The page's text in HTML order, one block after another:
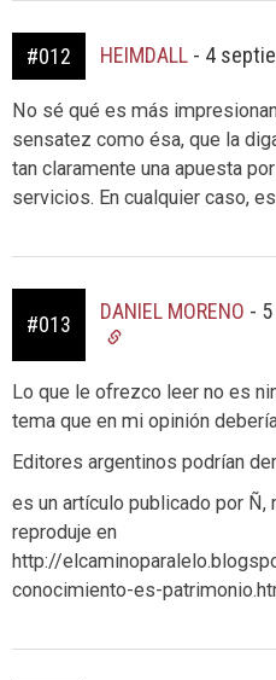
#012 HEIMDALL - 4
No sé qué es más
sensatez como ésa, que la
tan claramente una apuesta
servicios. En cualquier caso,
#013
DANIEL MORENO -
Lo que le ofrezco leer no es
tema que en mi opinión
Editores argentinos podrían
es un artículo publicado por Ñ,
reproduje en
http://
conocimiento-es-